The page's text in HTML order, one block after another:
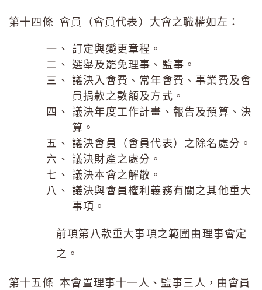
第十四條 會員（會員代表）大會之職權如左：
訂定與變更章程。
選舉及罷免理事、監事。
議決入會費、常年會費、事業費及會
員捐款之數額及方式。
議決年度工作計畫、報告及預算、決
算。
議決會員（會員代表）之除名處分。
議決財產之處分。
議決本會之解散。
議決與會員權利義務有關之其他重大
事項。
前項第八款重大事項之範圍由理事會定
之。
第十五條 本會置理事十一人、監事三人，由會員